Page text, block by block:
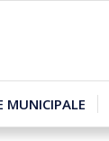
MUNICIPALE